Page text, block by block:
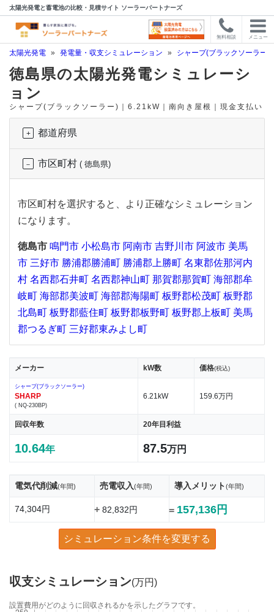
太陽光発電と蓄電池の比較・見積サイト ソーラーパートナーズ
無料相談 メニュー
太陽光発電 » 発電量・収支シミュレーション » シャープ(ブラックソーラー)
徳島県の太陽光発電シミュレーシ
ョン
シャープ(ブラックソーラー)｜6.21kW｜南向き屋根｜現金支払い
都道府県
市区町村 ( 徳島県)
市区町村を選択すると、より正確なシミュレーション
になります。
徳島市 鳴門市 小松島市 阿南市 吉野川市 阿波市 美馬
市 三好市 勝浦郡勝浦町 勝浦郡上勝町 名東郡佐那河内
村 名西郡石井町 名西郡神山町 那賀郡那賀町 海部郡牟
岐町 海部郡美波町 海部郡海陽町 板野郡松茂町 板野郡
北島町 板野郡藍住町 板野郡板野町 板野郡上板町 美馬
郡つるぎ町 三好郡東みよし町
メーカー kW数 価格(税込)
シャープ(ブラックソーラー)
SHARP
( NQ-230BP)
6.21kW 159.6万円
回収年数 20年目利益
10.64年 87.5万円
電気代削減(年間) 売電収入(年間) 導入メリット(年間)
74,304円 +82,832円 = 157,136円
シミュレーション条件を変更する
収支シミュレーション(万円)
設置費用がどのように回収されるかを示したグラフです。